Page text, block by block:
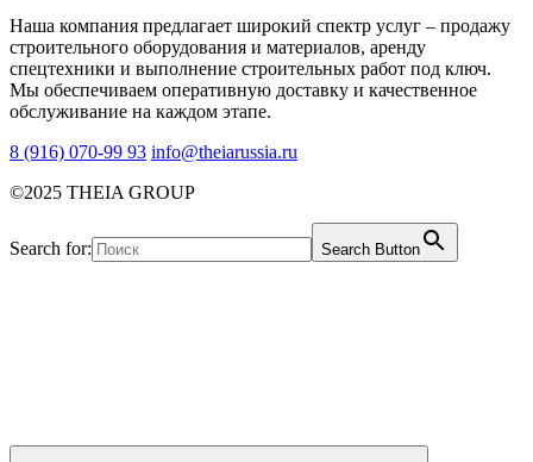
Наша компания предлагает широкий спектр услуг – продажу
строительного оборудования и материалов, аренду
спецтехники и выполнение строительных работ под ключ.
Мы обеспечиваем оперативную доставку и качественное
обслуживание на каждом этапе.
8 (916) 070-99 93 info@theiarussia.ru
©2025 THEIA GROUP
Search for: Search Button